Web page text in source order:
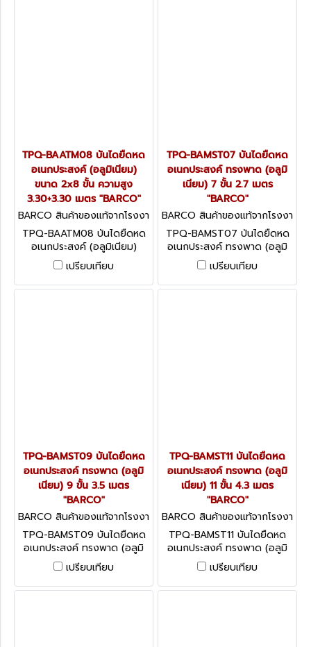
TPQ-BAATM08 บันไดยืดหด
อเนกประสงค์ (อลูมิเนียม)
ขนาด 2x8 ขั้น ความสูง
3.30+3.30 เมตร "BARCO"
BARCO สินค้าของแท้จากโรงงา
นผู้ผลิต TPQ-BAATM08
TPQ-BAATM08 บันไดยืดหด
อเนกประสงค์ (อลูมิเนียม)
ขนาด 2x8 ขั้น ความสูง
3.30+3.30 เมตร "BARCO"
เปรียบเทียบ
TPQ-BAMST07 บันไดยืดหด
อเนกประสงค์ ทรงพาด (อลูมิ
เนียม) 7 ขั้น 2.7 เมตร
"BARCO"
BARCO สินค้าของแท้จากโรงงา
นผู้ผลิต TPQ-BAMST07
TPQ-BAMST07 บันไดยืดหด
อเนกประสงค์ ทรงพาด (อลูมิ
เนียม) 7 ขั้น 2.7 เมตร
"BARCO"
เปรียบเทียบ
TPQ-BAMST09 บันไดยืดหด
อเนกประสงค์ ทรงพาด (อลูมิ
เนียม) 9 ขั้น 3.5 เมตร
"BARCO"
BARCO สินค้าของแท้จากโรงงา
นผู้ผลิต TPQ-BAMST09
TPQ-BAMST09 บันไดยืดหด
อเนกประสงค์ ทรงพาด (อลูมิ
เนียม) 9 ขั้น 3.5 เมตร
"BARCO"
เปรียบเทียบ
TPQ-BAMST11 บันไดยืดหด
อเนกประสงค์ ทรงพาด (อลูมิ
เนียม) 11 ขั้น 4.3 เมตร
"BARCO"
BARCO สินค้าของแท้จากโรงงา
นผู้ผลิต TPQ-BAMST11
TPQ-BAMST11 บันไดยืดหด
อเนกประสงค์ ทรงพาด (อลูมิ
เนียม) 11 ขั้น 4.3 เมตร
"BARCO"
เปรียบเทียบ